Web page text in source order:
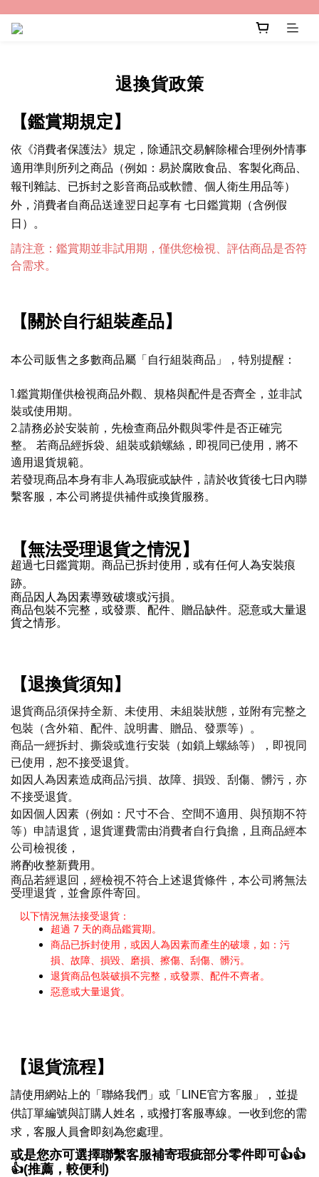
退換貨政策
【鑑賞期規定】
依《消費者保護法》規定，除通訊交易解除權合理例外情事
適用準則所列之商品（例如：易於腐敗食品、客製化商品、
報刊雜誌、已拆封之影音商品或軟體、個人衛生用品等）
外，消費者自商品送達翌日起享有 七日鑑賞期（含例假
日）。
請注意：鑑賞期並非試用期，僅供您檢視、評估商品是否符
合需求。
【關於自行組裝產品】
本公司販售之多數商品屬「自行組裝商品」，特別提醒：
1.鑑賞期僅供檢視商品外觀、規格與配件是否齊全，並非試
裝或使用期。
2.請務必於安裝前，先檢查商品外觀與零件是否正確完
整。 若商品經拆袋、組裝或鎖螺絲，即視同已使用，將不
適用退貨規範。
若發現商品本身有非人為瑕疵或缺件，請於收貨後七日內聯
繫客服，本公司將提供補件或換貨服務。
【無法受理退貨之情況】
超過七日鑑賞期。 商品已拆封使用，或有任何人為安裝痕
跡。
商品因人為因素導致破壞或污損。
商品包裝不完整，或發票、配件、贈品缺件。 惡意或大量退
貨之情形。
【退換貨須知】
退貨商品須保持全新、未使用、未組裝狀態，並附有完整之
包裝（含外箱、配件、說明書、贈品、發票等）。
商品一經拆封、撕袋或進行安裝（如鎖上螺絲等），即視同
已使用，恕不接受退貨。
如因人為因素造成商品污損、故障、損毀、刮傷、髒污，亦
不接受退貨。
如因個人因素（例如：尺寸不合、空間不適用、與預期不符
等）申請退貨，退貨運費需由消費者自行負擔，且商品經本
公司檢視後，
將酌收整新費用。
商品若經退回，經檢視不符合上述退貨條件，本公司將無法
受理退貨，並會原件寄回。
以下情況無法接受退貨：
超過 7 天的商品鑑賞期。
商品已拆封使用，或因人為因素而產生的破壞，如：污
損、故障、損毀、磨損、擦傷、刮傷、髒污。
退貨商品包裝破損不完整，或發票、配件不齊者。
惡意或大量退貨。
【退貨流程】
請使用網站上的「聯絡我們」或 「 LINE官方客服 」
，並提
供訂單編號與訂購人姓名，或撥打客服專線。 一收到您的需
求，客服人員會即刻為您處理。
或是您亦可選擇聯繫客服補寄瑕疵部分零件即可👍👍
👍(推薦，較便利)